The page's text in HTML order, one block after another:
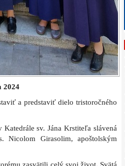
2024
a predstaviť dielo tristoročného
sv. Jána Krstiteľa slávená
Nicolom Girasolim, apoštolským